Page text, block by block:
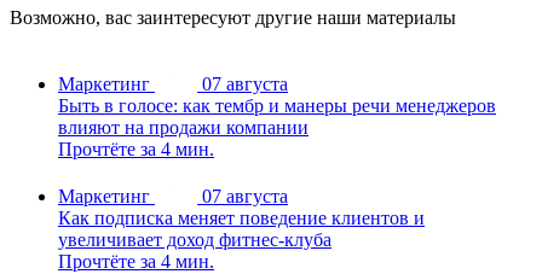
Возможно, вас заинтересуют другие наши материалы
Маркетинг
07 августа
Быть в голосе: как тембр и манеры речи менеджеров
влияют на продажи компании
Прочтёте за 4 мин.
Маркетинг
07 августа
Как подписка меняет поведение клиентов и
увеличивает доход фитнес-клуба
Прочтёте за 4 мин.